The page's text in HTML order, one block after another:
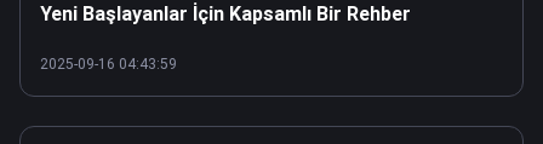
Yeni Başlayanlar İçin Kapsamlı Bir Rehber
2025-09-16 04:43:59